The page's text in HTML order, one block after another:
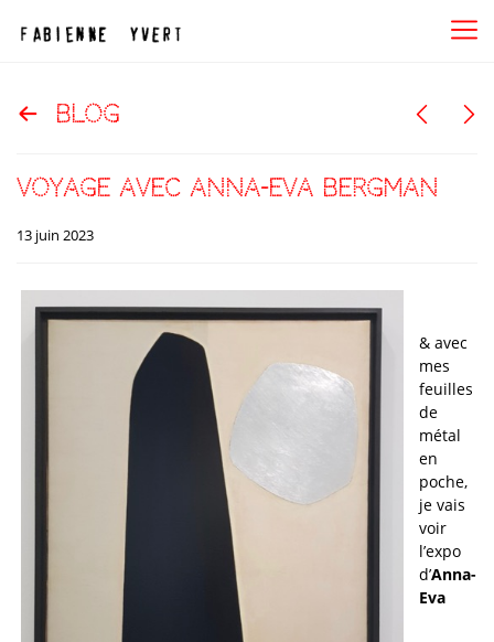
blog
voyage avec Anna-Eva Bergman
13 juin 2023
& avec
mes
feuilles
de
métal
en
poche,
je vais
voir
l’expo
d’Anna-
Eva